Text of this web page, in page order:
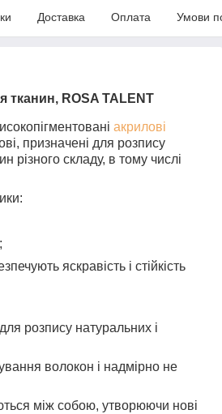
Доставка Оплата Умови
тканин, ROSA TALENT
акрилові
призначені для розпису
різного складу, в тому числі
яскравість і стійкість
розпису натуральних і
волокон і надмірно не
між собою, утворюючи нові